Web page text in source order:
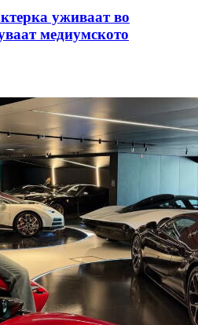
уживаат во
медиумското